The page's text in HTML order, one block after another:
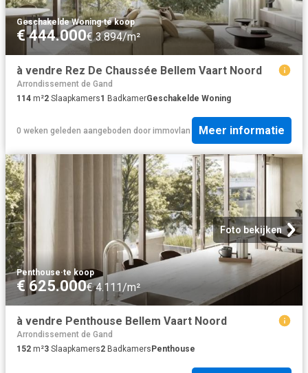
Geschakelde Woning·te koop
€ 444.000€ 3.894/m²
à vendre Rez De Chaussée Bellem Vaart Noord
Arrondissement de Gand
114 m²2 Slaapkamers1 BadkamerGeschakelde Woning
0 weken geleden aangeboden door immovlan Meer informatie
Foto bekijken
Penthouse·te koop
€ 625.000€ 4.111/m²
à vendre Penthouse Bellem Vaart Noord
Arrondissement de Gand
152 m²3 Slaapkamers2 BadkamersPenthouse